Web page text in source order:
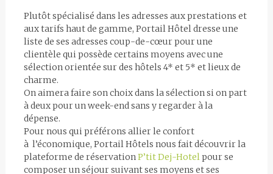
Plutôt spécialisé dans les adresses aux prestations et
aux tarifs haut de gamme, Portail Hôtel dresse une
liste de ses adresses coup-de-cœur pour une
clientèle qui possède certains moyens avec une
sélection orientée sur des hôtels 4* et 5* et lieux de
charme.
On aimera faire son choix dans la sélection si on part
à deux pour un week-end sans y regarder à la
dépense.
Pour nous qui préférons allier le confort
à l’économique, Portail Hôtels nous fait découvrir la
plateforme de réservationP’tit Dej-Hotelpour se
composer un séjour suivant ses moyens et ses